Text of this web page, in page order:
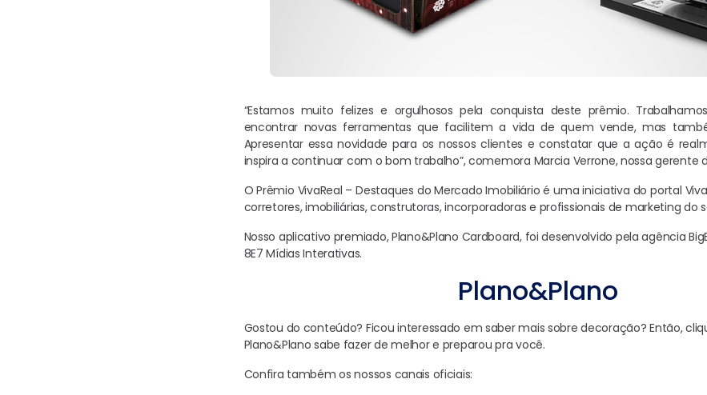
“Estamos muito felizes e orgulhosos pela conquista deste prêmio.
encontrar novas ferramentas que facilitem a vida de quem vende, mas
Apresentar essa novidade para os nossos clientes e constatar que a ação é
inspira a continuar com o bom trabalho”, comemora Marcia Verrone, nossa gerente
O Prêmio VivaReal – Destaques do Mercado Imobiliário é uma iniciativa do portal
corretores, imobiliárias, construtoras, incorporadoras e profissionais de marketing do
Nosso aplicativo premiado, Plano&Plano Cardboard, foi desenvolvido pela agência
8E7 Mídias Interativas.
Plano&Plano
Gostou do conteúdo? Ficou interessado em saber mais sobre decoração? Então,
Plano&Plano sabe fazer de melhor e preparou pra você.
Confira também os nossos canais oficiais: